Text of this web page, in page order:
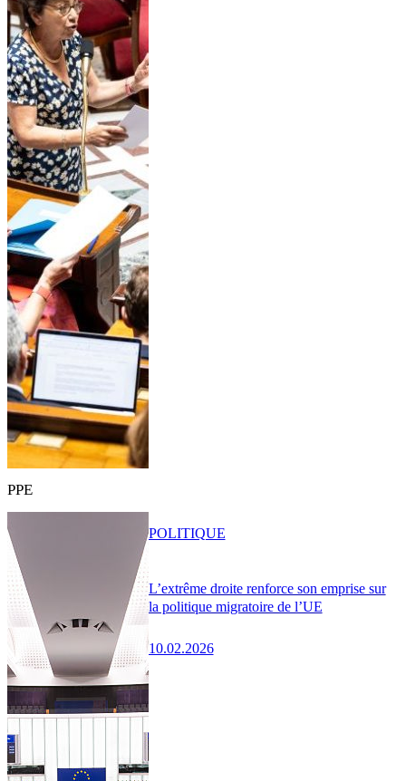
PPE
L’extrême droite renforce son emprise sur
la politique migratoire de l’UE
10.02.2026
POLITIQUE